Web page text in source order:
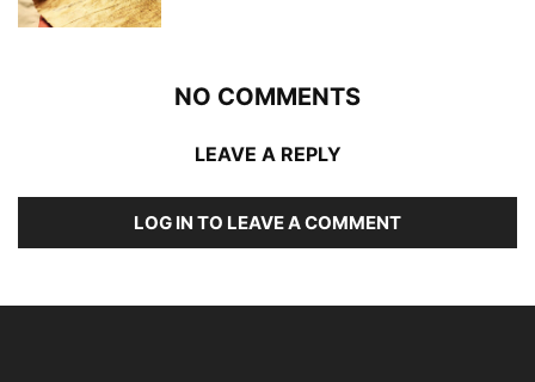
NO COMMENTS
LEAVE A REPLY
LOG IN TO LEAVE A COMMENT